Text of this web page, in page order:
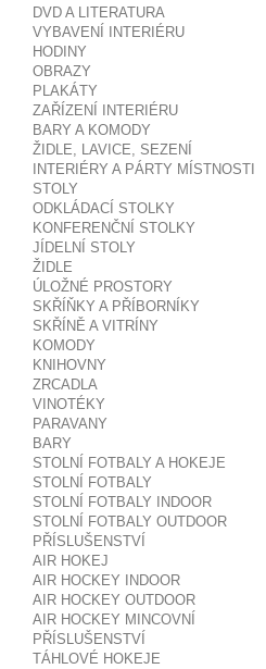
DVD A LITERATURA
VYBAVENÍ INTERIÉRU
HODINY
OBRAZY
PLAKÁTY
ZAŘÍZENÍ INTERIÉRU
BARY A KOMODY
ŽIDLE, LAVICE, SEZENÍ
INTERIÉRY A PÁRTY MÍSTNOSTI
STOLY
ODKLÁDACÍ STOLKY
KONFERENČNÍ STOLKY
JÍDELNÍ STOLY
ŽIDLE
ÚLOŽNÉ PROSTORY
SKŘÍŇKY A PŘÍBORNÍKY
SKŘÍNĚ A VITRÍNY
KOMODY
KNIHOVNY
ZRCADLA
VINOTÉKY
PARAVANY
BARY
STOLNÍ FOTBALY A HOKEJE
STOLNÍ FOTBALY
STOLNÍ FOTBALY INDOOR
STOLNÍ FOTBALY OUTDOOR
PŘÍSLUŠENSTVÍ
AIR HOKEJ
AIR HOCKEY INDOOR
AIR HOCKEY OUTDOOR
AIR HOCKEY MINCOVNÍ
PŘÍSLUŠENSTVÍ
TÁHLOVÉ HOKEJE